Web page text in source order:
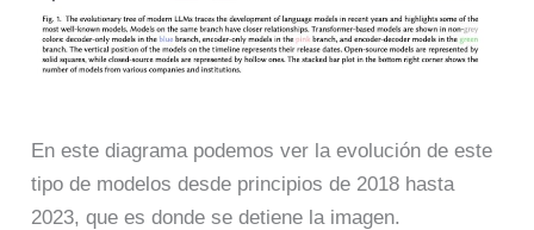
En este diagrama podemos ver la evolución de este
tipo de modelos desde principios de 2018 hasta
2023, que es donde se detiene la imagen.